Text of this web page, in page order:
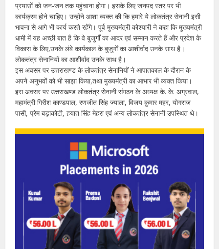
प्रयासों को जन-जन तक पहुंचाना होगा। इसके लिए जनपद स्तर पर भी
कार्यक्रम होने चाहिए। उन्होंने आशा व्यक्त की कि हमारे ये लोकतंत्र सेनानी इसी
भावना से आगे भी कार्य करते रहेंगे। पूर्व मुख्यमंत्री कोश्यारी ने कहा कि मुख्यमंत्री
धामी में यह अच्छी बात है कि वे बुजुर्गों का आदर एवं सम्मान करते हैं और प्रदेश के
विकास के लिए,उनके लंबे कार्यकाल के बुजुर्गों का आशीर्वाद उनके साथ है।
लोकतंत्र सेनानियों का आशीर्वाद उनके साथ है।
इस अवसर पर उत्तराखण्ड के लोकतंत्र सेनानियों ने आपातकाल के दौरान के
अपने अनुभवों को भी साझा किया,तथा मुख्यमंत्री का आभार भी व्यक्त किया।
इस अवसर पर उत्तराखण्ड लोकतंत्र सेनानी संगठन के अध्यक्ष के. के. अग्रवाल,
महामंत्री गिरीश काण्डपाल, रणजीत सिंह ज्याला, विजय कुमार महर, योगराज
पासी, प्रेम बड़ाकोटी, हयात सिंह मेहरा एवं अन्य लोकतंत्र सेनानी उपस्थित थे।